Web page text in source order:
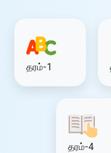
தரம்-1
தரம்-4